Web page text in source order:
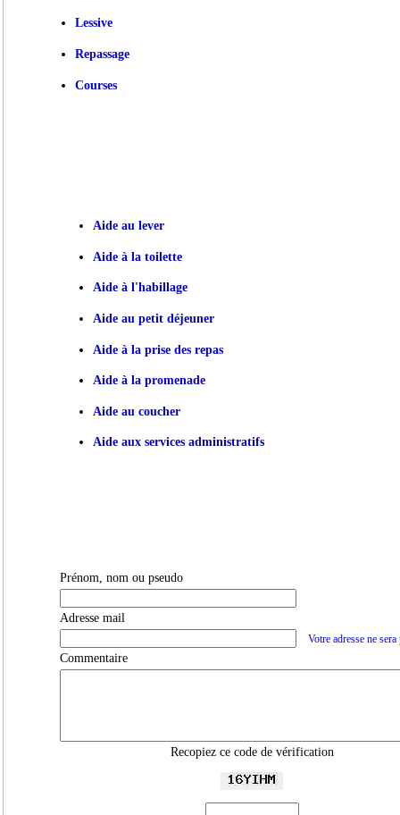
Lessive
Repassage
Courses
Aide au lever
Aide à la toilette
Aide à l'habillage
Aide au petit déjeuner
Aide à la prise des repas
Aide à la promenade
Aide au coucher
Aide aux services administratifs
Prénom, nom ou pseudo
Adresse mail
Votre adresse ne
Commentaire
Recopiez ce code de vérification